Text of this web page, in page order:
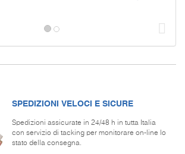
SPEDIZIONI VELOCI E SICURE
Spedizioni assicurate in 24/48 h in tutta Italia
con servizio di tacking per monitorare on-line lo
stato della consegna.